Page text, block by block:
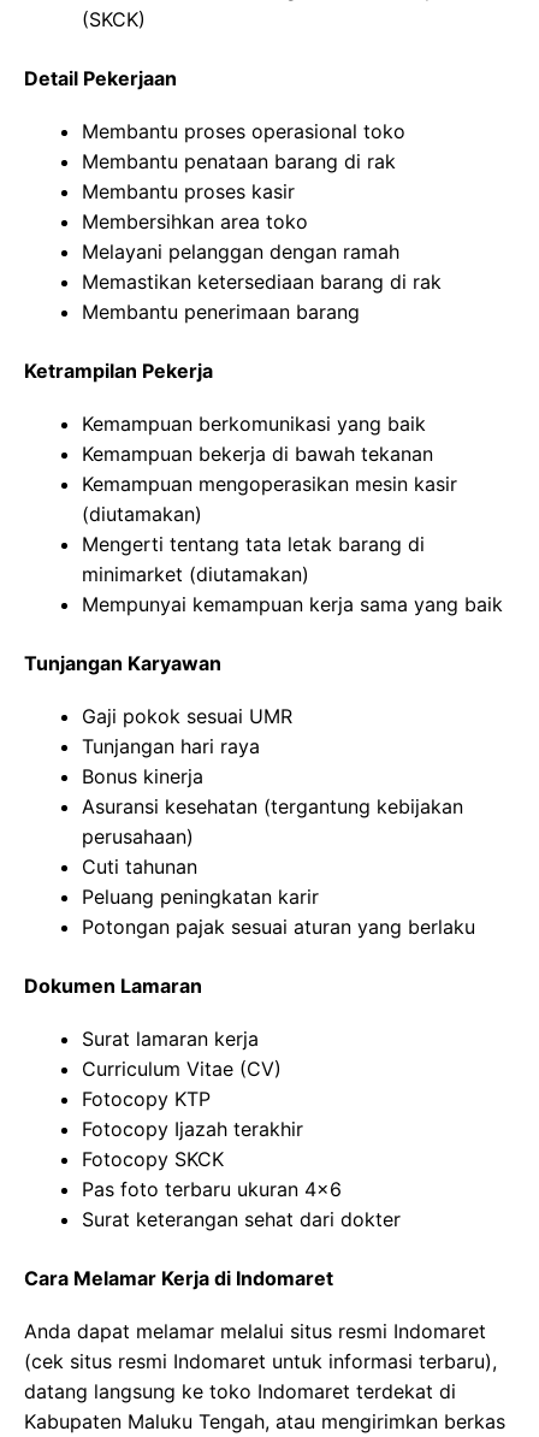
(SKCK)
Detail Pekerjaan
Membantu proses operasional toko
Membantu penataan barang di rak
Membantu proses kasir
Membersihkan area toko
Melayani pelanggan dengan ramah
Memastikan ketersediaan barang di rak
Membantu penerimaan barang
Ketrampilan Pekerja
Kemampuan berkomunikasi yang baik
Kemampuan bekerja di bawah tekanan
Kemampuan mengoperasikan mesin kasir
(diutamakan)
Mengerti tentang tata letak barang di
minimarket (diutamakan)
Mempunyai kemampuan kerja sama yang baik
Tunjangan Karyawan
Gaji pokok sesuai UMR
Tunjangan hari raya
Bonus kinerja
Asuransi kesehatan (tergantung kebijakan
perusahaan)
Cuti tahunan
Peluang peningkatan karir
Potongan pajak sesuai aturan yang berlaku
Dokumen Lamaran
Surat lamaran kerja
Curriculum Vitae (CV)
Fotocopy KTP
Fotocopy Ijazah terakhir
Fotocopy SKCK
Pas foto terbaru ukuran 4×6
Surat keterangan sehat dari dokter
Cara Melamar Kerja di Indomaret
Anda dapat melamar melalui situs resmi Indomaret
(cek situs resmi Indomaret untuk informasi terbaru),
datang langsung ke toko Indomaret terdekat di
Kabupaten Maluku Tengah, atau mengirimkan berkas